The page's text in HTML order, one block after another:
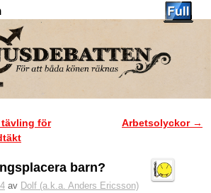
tävling för
Arbetsolyckor →
barn?
av Dolf (a.k.a. Anders Ericsson)